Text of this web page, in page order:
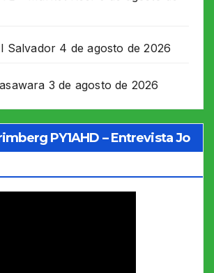
Salvador 4 de agosto de 2026
3 de agosto de 2026
PY1AHD – Entrevista Jo